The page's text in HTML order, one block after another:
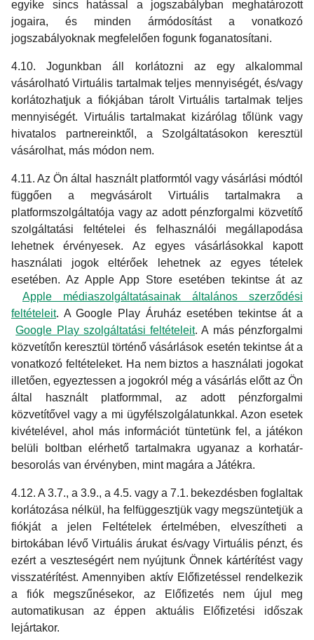
egyike sincs hatással a jogszabályban meghatározott
jogaira, és minden ármódosítást a vonatkozó
jogszabályoknak megfelelően fogunk foganatosítani.
4.10. Jogunkban áll korlátozni az egy alkalommal
vásárolható Virtuális tartalmak teljes mennyiségét, és/vagy
korlátozhatjuk a fiókjában tárolt Virtuális tartalmak teljes
mennyiségét. Virtuális tartalmakat kizárólag tőlünk vagy
hivatalos partnereinktől, a Szolgáltatásokon keresztül
vásárolhat, más módon nem.
4.11. Az Ön által használt platformtól vagy vásárlási módtól
függően a megvásárolt Virtuális tartalmakra a
platformszolgáltatója vagy az adott pénzforgalmi közvetítő
szolgáltatási feltételei és felhasználói megállapodása
lehetnek érvényesek. Az egyes vásárlásokkal kapott
használati jogok eltérőek lehetnek az egyes tételek
esetében. Az Apple App Store esetében tekintse át az
Apple médiaszolgáltatásainak általános szerződési
feltételeit. A Google Play Áruház esetében tekintse át a
Google Play szolgáltatási feltételeit. A más pénzforgalmi
közvetítőn keresztül történő vásárlások esetén tekintse át a
vonatkozó feltételeket. Ha nem biztos a használati jogokat
illetően, egyeztessen a jogokról még a vásárlás előtt az Ön
által használt platformmal, az adott pénzforgalmi
közvetítővel vagy a mi ügyfélszolgálatunkkal. Azon esetek
kivételével, ahol más információt tüntetünk fel, a játékon
belüli boltban elérhető tartalmakra ugyanaz a korhatár-
besorolás van érvényben, mint magára a Játékra.
4.12. A 3.7., a 3.9., a 4.5. vagy a 7.1. bekezdésben foglaltak
korlátozása nélkül, ha felfüggesztjük vagy megszüntetjük a
fiókját a jelen Feltételek értelmében, elveszítheti a
birtokában lévő Virtuális árukat és/vagy Virtuális pénzt, és
ezért a veszteségért nem nyújtunk Önnek kártérítést vagy
visszatérítést. Amennyiben aktív Előfizetéssel rendelkezik
a fiók megszűnésekor, az Előfizetés nem újul meg
automatikusan az éppen aktuális Előfizetési időszak
lejártakor.